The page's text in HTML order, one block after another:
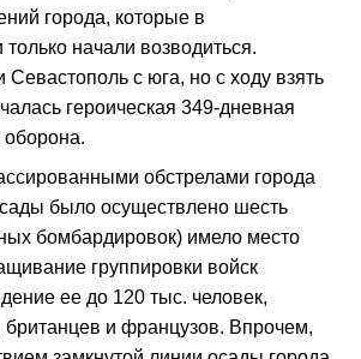
города, которые в
только начали возводиться.
с юга, но с ходу взять
героическая 349-дневная
оборона.
обстрелами города
было осуществлено шесть
бомбардировок) имело место
группировки войск
ее до 120 тыс. человек,
и французов. Впрочем,